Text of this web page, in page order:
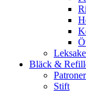
Bläck &
Patroner
Stift